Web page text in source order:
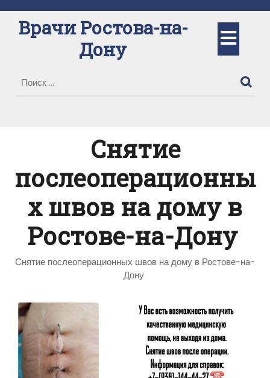
содержимому
Врачи Ростова-на-
Дону
Снятие
послеоперационны
х швов на дому в
Ростове-на-Дону
Снятие послеоперационных швов на дому в Ростове-на-
Дону